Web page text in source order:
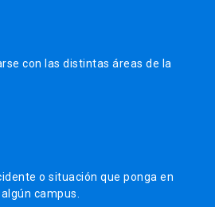
con las distintas áreas de la
o situación que ponga en
campus.